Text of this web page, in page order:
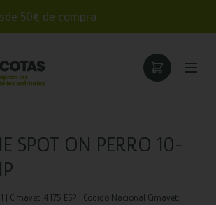
50€ de compra
SPOT ON PERRO 10-
Cimavet: 4175 ESP | Código Nacional Cimavet: